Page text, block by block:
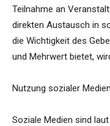
Teilnahme an
direkten Austausch in
die Wichtigkeit des
und Mehrwert bietet,
Nutzung sozialer Medien
Soziale Medien sind